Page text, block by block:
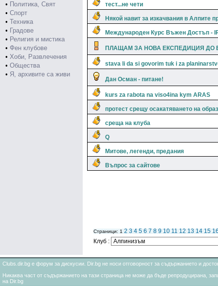
• Политика, Свят
• Спорт
• Техника
• Градове
• Религия и мистика
• Фен клубове
• Хоби, Развлечения
• Общества
• Я, архивите са живи
тест...не чети
Някой навит за изкачвания в Алпите
Международен Курс Въжен Достъп -
ПЛАЩАМ ЗА НОВА ЕКСПЕДИЦИЯ ДО
stava li da si govorim tuk i za
Дан Осман - питане!
kurs za rabota na viso4ina kym ARAS
протест срещу осакатяването на
среща на клуба
Q
Митове, легенди, предания
Въпрос за сайтове
Страници: 1 2 3 4 5 6 7 8 9 10 11 12 13 14 15
Клуб :
Clubs.dir.bg е форум за дискусии. Dir.bg не носи отговорност за съдържанието и
Никаква част от съдържанието на тази страница не може да бъде репродуцирана,
на Dir.bg